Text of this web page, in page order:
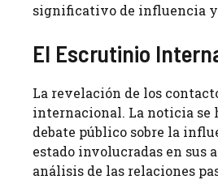
significativo de influencia y
El Escrutinio
La revelación de los
internacional. La noticia se
debate público sobre la
estado involucradas en sus
análisis de las relaciones